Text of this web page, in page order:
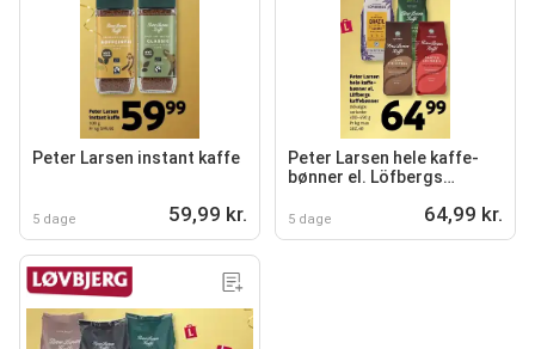
Peter Larsen instant kaffe
5 dage 59,99 kr.
Peter Larsen hele kaffe-
bønner el. Löfbergs
5 dage 64,99 kr.